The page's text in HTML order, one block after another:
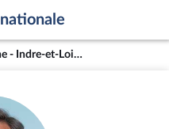
M. Daniel Labaronne - Indre-et-Loire (2e circonscription)